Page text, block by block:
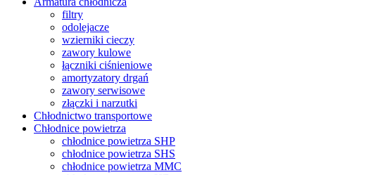
filtry
odolejacze
wzierniki cieczy
zawory kulowe
łączniki ciśnieniowe
amortyzatory drgań
zawory serwisowe
złączki i narzutki
Chłodnictwo transportowe
Chłodnice powietrza
chłodnice powietrza SHP
chłodnice powietrza SHS
chłodnice powietrza MMC